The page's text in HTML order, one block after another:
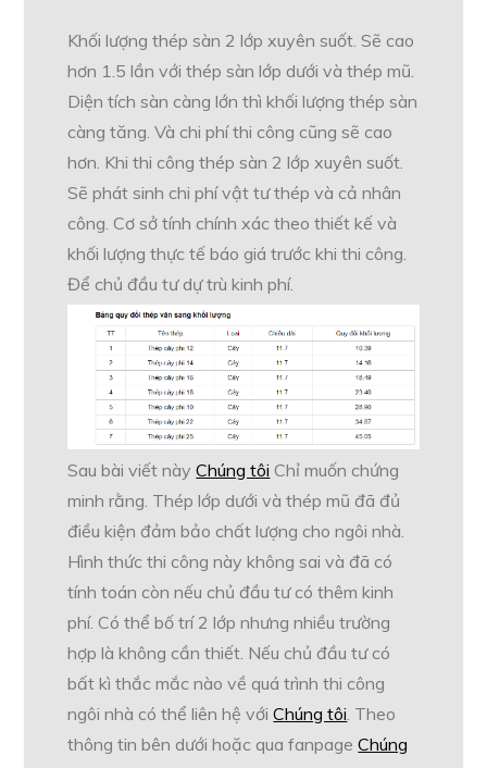
Khối lượng thép sàn 2 lớp xuyên suốt. Sẽ cao
hơn 1.5 lần với thép sàn lớp dưới và thép mũ.
Diện tích sàn càng lớn thì khối lượng thép sàn
càng tăng. Và chi phí thi công cũng sẽ cao
hơn. Khi thi công thép sàn 2 lớp xuyên suốt.
Sẽ phát sinh chi phí vật tư thép và cả nhân
công. Cơ sở tính chính xác theo thiết kế và
khối lượng thực tế báo giá trước khi thi công.
Để chủ đầu tư dự trù kinh phí.
Sau bài viết nàyChúng tôi Chỉ muốn chứng
minh rằng. Thép lớp dưới và thép mũ đã đủ
điều kiện đảm bảo chất lượng cho ngôi nhà.
Hình thức thi công này không sai và đã có
tính toán còn nếu chủ đầu tư có thêm kinh
phí. Có thể bố trí 2 lớp nhưng nhiều trường
hợp là không cần thiết. Nếu chủ đầu tư có
bất kì thắc mắc nào về quá trình thi công
ngôi nhà có thể liên hệ vớiChúng tôi . Theo
thông tin bên dưới hoặc qua fanpageChúng